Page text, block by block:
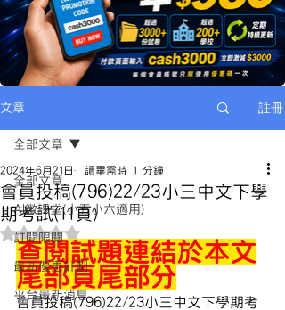
文章 註冊
全部文章
AI微課堂(小五小六適用)
訂閱限閱
最新優惠計劃
平台最新消息
全部文章
會員投稿(796)22/23小三中文下學
期考試(11頁)
2024年6月21日 讀畢需時 1 分鐘
評等為 NaN（最高為 5 顆星）。
查閱試題連結於本文
尾部頁尾部分
會員投稿(796)22/23小三中文下學期考